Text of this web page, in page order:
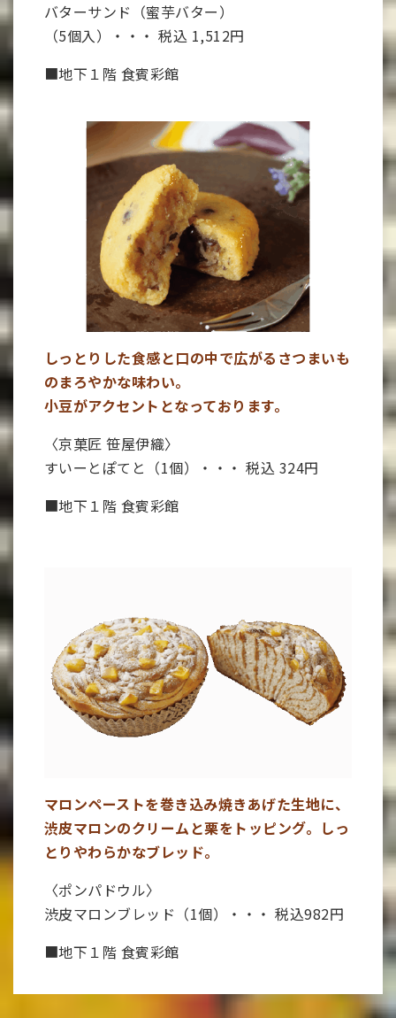
バターサンド（蜜芋バター）
（5個入）・・・ 税込 1,512円
■地下１階 食賓彩館
しっとりした食感と口の中で広がるさつまいも
のまろやかな味わい。
小豆がアクセントとなっております。
〈京菓匠 笹屋伊織〉
すいーとぽてと（1個）・・・ 税込 324円
■地下１階 食賓彩館
マロンペーストを巻き込み焼きあげた生地に、
渋皮マロンのクリームと栗をトッピング。しっ
とりやわらかなブレッド。
〈ポンパドウル〉
渋皮マロンブレッド（1個）・・・ 税込982円
■地下１階 食賓彩館